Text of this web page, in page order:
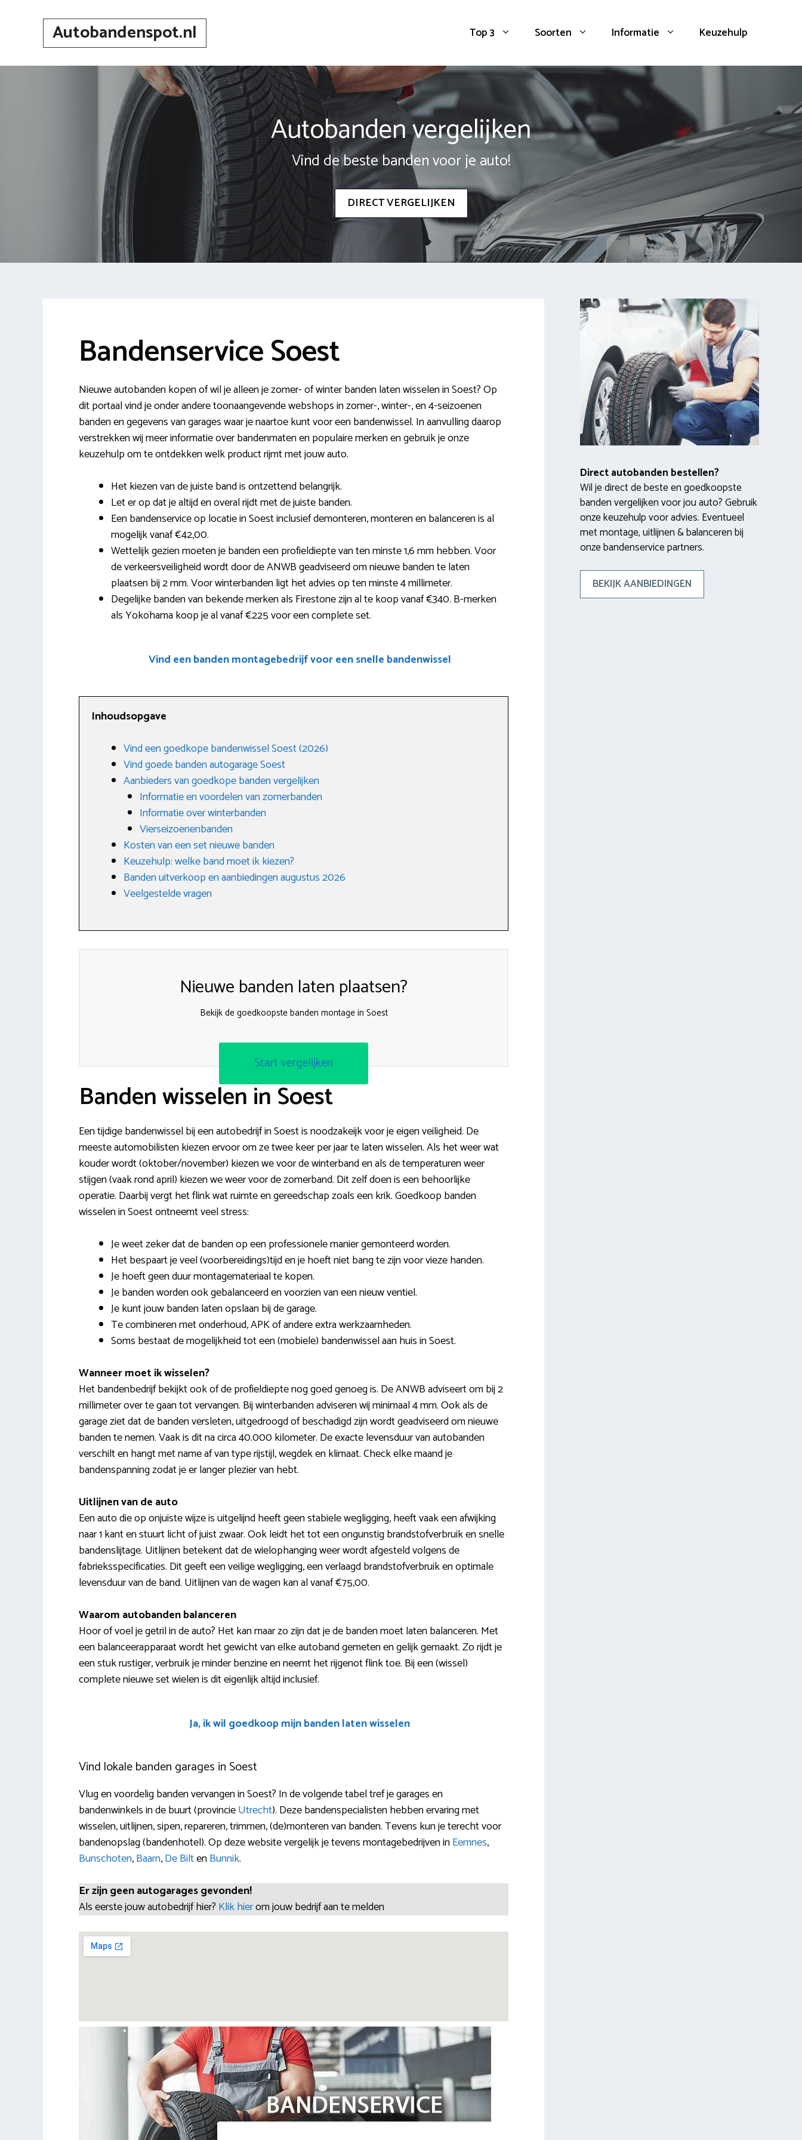
Autobandenspot.nl Top 3 Soorten Informatie Keuzehulp
Autobanden vergelijken
Vind de beste banden voor je auto!
DIRECT VERGELIJKEN
Bandenservice Soest
Nieuwe autobanden kopen of wil je alleen je zomer- of winter banden laten wisselen in Soest? Op
dit portaal vind je onder andere toonaangevende webshops in zomer-, winter-, en 4-seizoenen
banden en gegevens van garages waar je naartoe kunt voor een bandenwissel. In aanvulling daarop
verstrekken wij meer informatie over bandenmaten en populaire merken en gebruik je onze
keuzehulp om te ontdekken welk product rijmt met jouw auto.
Het kiezen van de juiste band is ontzettend belangrijk.
Let er op dat je altijd en overal rijdt met de juiste banden.
Een bandenservice op locatie in Soest inclusief demonteren, monteren en balanceren is al
mogelijk vanaf €42,00.
Wettelijk gezien moeten je banden een profieldiepte van ten minste 1,6 mm hebben. Voor
de verkeersveiligheid wordt door de ANWB geadviseerd om nieuwe banden te laten
plaatsen bij 2 mm. Voor winterbanden ligt het advies op ten minste 4 millimeter.
Degelijke banden van bekende merken als Firestone zijn al te koop vanaf €340. B-merken
als Yokohama koop je al vanaf €225 voor een complete set.
Vind een banden montagebedrijf voor een snelle bandenwissel
Inhoudsopgave
Vind een goedkope bandenwissel Soest (2026)
Vind goede banden autogarage Soest
Aanbieders van goedkope banden vergelijken
Informatie en voordelen van zomerbanden
Informatie over winterbanden
Vierseizoenenbanden
Kosten van een set nieuwe banden
Keuzehulp: welke band moet ik kiezen?
Banden uitverkoop en aanbiedingen augustus 2026
Veelgestelde vragen
Nieuwe banden laten plaatsen?
Bekijk de goedkoopste banden montage in Soest
Start vergelijken
Banden wisselen in Soest
Een tijdige bandenwissel bij een autobedrijf in Soest is noodzakeijk voor je eigen veiligheid. De
meeste automobilisten kiezen ervoor om ze twee keer per jaar te laten wisselen. Als het weer wat
kouder wordt (oktober/november) kiezen we voor de winterband en als de temperaturen weer
stijgen (vaak rond april) kiezen we weer voor de zomerband. Dit zelf doen is een behoorlijke
operatie. Daarbij vergt het flink wat ruimte en gereedschap zoals een krik. Goedkoop banden
wisselen in Soest ontneemt veel stress:
Je weet zeker dat de banden op een professionele manier gemonteerd worden.
Het bespaart je veel (voorbereidings)tijd en je hoeft niet bang te zijn voor vieze handen.
Je hoeft geen duur montagemateriaal te kopen.
Je banden worden ook gebalanceerd en voorzien van een nieuw ventiel.
Je kunt jouw banden laten opslaan bij de garage.
Te combineren met onderhoud, APK of andere extra werkzaamheden.
Soms bestaat de mogelijkheid tot een (mobiele) bandenwissel aan huis in Soest.
Wanneer moet ik wisselen?
Het bandenbedrijf bekijkt ook of de profieldiepte nog goed genoeg is. De ANWB adviseert om bij 2
millimeter over te gaan tot vervangen. Bij winterbanden adviseren wij minimaal 4 mm. Ook als de
garage ziet dat de banden versleten, uitgedroogd of beschadigd zijn wordt geadviseerd om nieuwe
banden te nemen. Vaak is dit na circa 40.000 kilometer. De exacte levensduur van autobanden
verschilt en hangt met name af van type rijstijl, wegdek en klimaat. Check elke maand je
bandenspanning zodat je er langer plezier van hebt.
Uitlijnen van de auto
Een auto die op onjuiste wijze is uitgelijnd heeft geen stabiele wegligging, heeft vaak een afwijking
naar 1 kant en stuurt licht of juist zwaar. Ook leidt het tot een ongunstig brandstofverbruik en snelle
bandenslijtage. Uitlijnen betekent dat de wielophanging weer wordt afgesteld volgens de
fabrieksspecificaties. Dit geeft een veilige wegligging, een verlaagd brandstofverbruik en optimale
levensduur van de band. Uitlijnen van de wagen kan al vanaf €75,00.
Waarom autobanden balanceren
Hoor of voel je getril in de auto? Het kan maar zo zijn dat je de banden moet laten balanceren. Met
een balanceerapparaat wordt het gewicht van elke autoband gemeten en gelijk gemaakt. Zo rijdt je
een stuk rustiger, verbruik je minder benzine en neemt het rijgenot flink toe. Bij een (wissel)
complete nieuwe set wielen is dit eigenlijk altijd inclusief.
Ja, ik wil goedkoop mijn banden laten wisselen
Vind lokale banden garages in Soest
Vlug en voordelig banden vervangen in Soest? In de volgende tabel tref je garages en
bandenwinkels in de buurt (provincieUtrecht). Deze bandenspecialisten hebben ervaring met
wisselen, uitlijnen, sipen, repareren, trimmen, (de)monteren van banden. Tevens kun je terecht voor
bandenopslag (bandenhotel). Op deze website vergelijk je tevens montagebedrijven inEemnes,
Bunschoten,Baarn,De BiltenBunnik.
Er zijn geen autogarages gevonden!
Als eerste jouw autobedrijf hier? Klik hierom jouw bedrijf aan te melden
Direct autobanden bestellen?
Wil je direct de beste en goedkoopste
banden vergelijken voor jou auto? Gebruik
onze keuzehulp voor advies. Eventueel
met montage, uitlijnen & balanceren bij
onze bandenservice partners.
BEKIJK AANBIEDINGEN